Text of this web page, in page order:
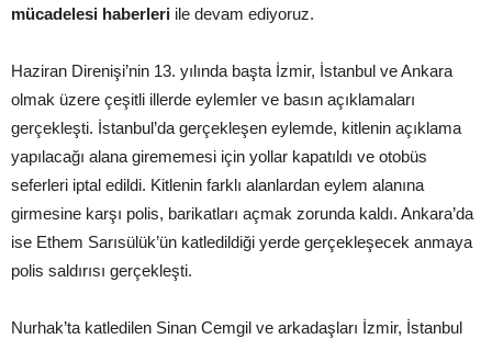
mücadelesi haberleri ile devam ediyoruz.
Haziran Direnişi’nin 13. yılında başta İzmir, İstanbul ve Ankara
olmak üzere çeşitli illerde eylemler ve basın açıklamaları
gerçekleşti. İstanbul’da gerçekleşen eylemde, kitlenin açıklama
yapılacağı alana girememesi için yollar kapatıldı ve otobüs
seferleri iptal edildi. Kitlenin farklı alanlardan eylem alanına
girmesine karşı polis, barikatları açmak zorunda kaldı. Ankara’da
ise Ethem Sarısülük’ün katledildiği yerde gerçekleşecek anmaya
polis saldırısı gerçekleşti.
Nurhak’ta katledilen Sinan Cemgil ve arkadaşları İzmir, İstanbul